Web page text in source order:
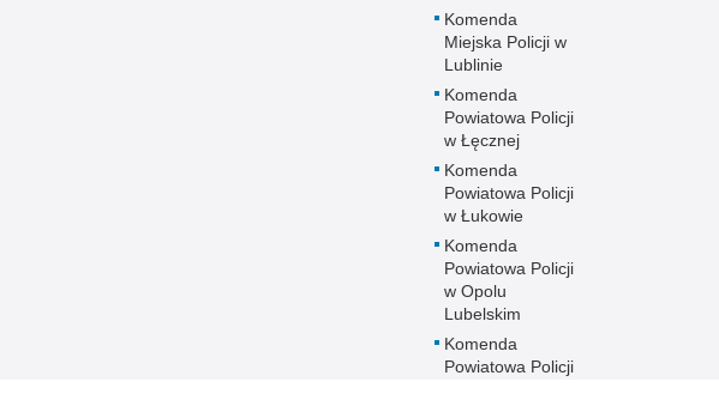
Komenda
Miejska Policji w
Lublinie
Komenda
Powiatowa Policji
w Łęcznej
Komenda
Powiatowa Policji
w Łukowie
Komenda
Powiatowa Policji
w Opolu
Lubelskim
Komenda
Powiatowa Policji